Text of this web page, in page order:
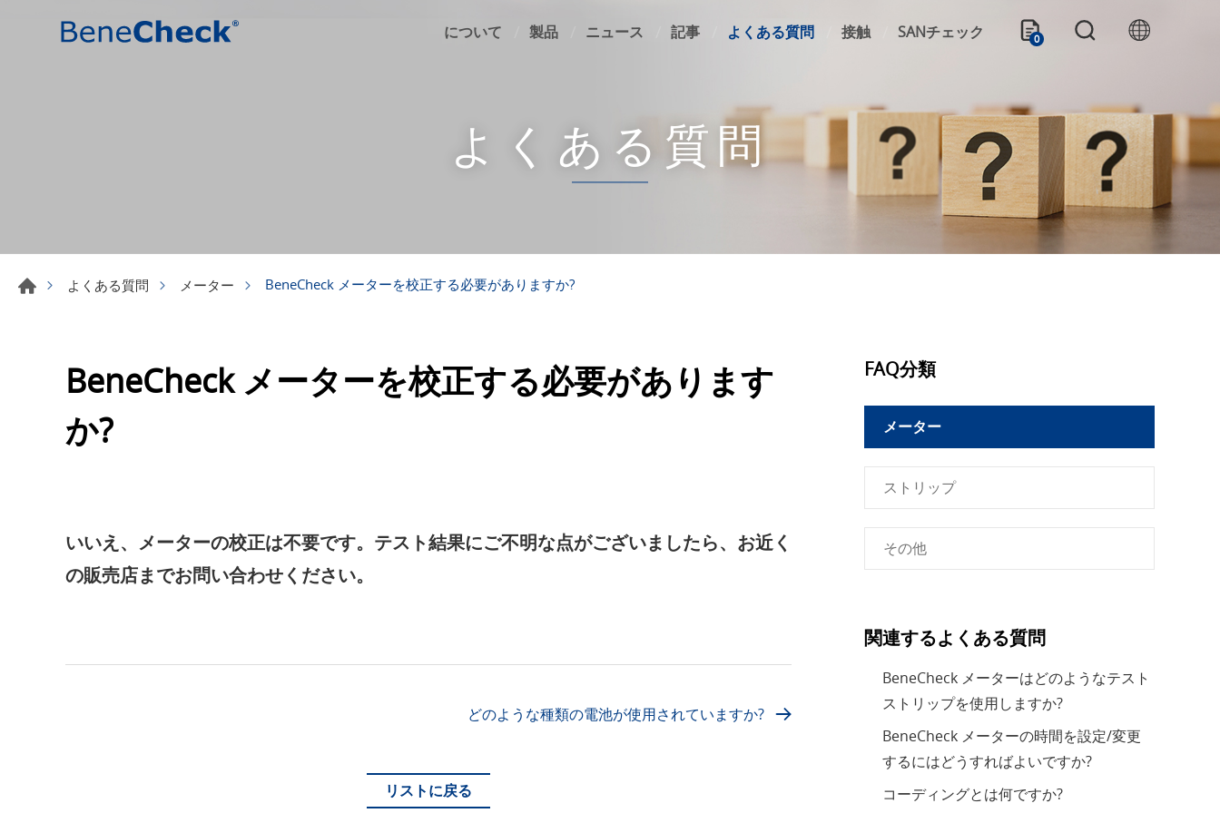
について 製品 ニュース 記事 よくある質問 接触 SANチェック 0
よくある質問
よくある質問 メーター BeneCheck メーターを校正する必要がありますか?
BeneCheck メーターを校正する必要があります
か?
いいえ、メーターの校正は不要です。テスト結果にご不明な点がございましたら、お近く
の販売店までお問い合わせください。
どのような種類の電池が使用されていますか?
リストに戻る
FAQ分類
メーター
ストリップ
その他
関連するよくある質問
BeneCheck メーターはどのようなテスト
ストリップを使用しますか?
BeneCheck メーターの時間を設定/変更
するにはどうすればよいですか?
コーディングとは何ですか?